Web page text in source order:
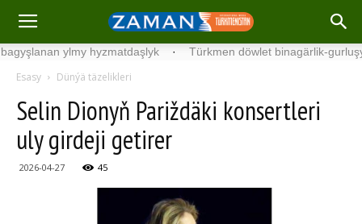
ylmy hyzmatdaşlyk · Türkmen döwlet binagärlik-gurluşyk
Esasy Dünýä täzelikleri
Selin Dionyň Pariždäki konsertleri
uly girdeji getirer
2026-04-27 45